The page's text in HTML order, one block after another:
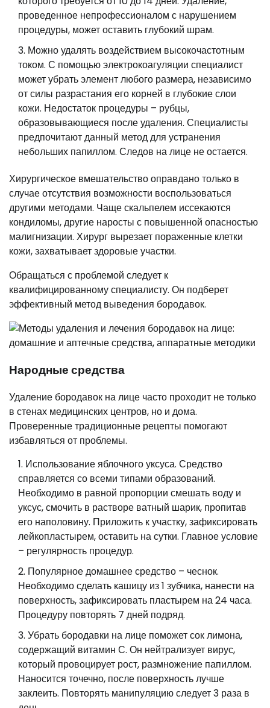
проведенное непрофессионалом с нарушением
процедуры, может оставить глубокий шрам.
Можно удалять воздействием высокочастотным
током. С помощью электрокоагуляции специалист
может убрать элемент любого размера, независимо
от силы разрастания его корней в глубокие слои
кожи. Недостаток процедуры – рубцы,
образовывающиеся после удаления. Специалисты
предпочитают данный метод для устранения
небольших папиллом. Следов на лице не остается.
Хирургическое вмешательство оправдано только в
случае отсутствия возможности воспользоваться
другими методами. Чаще скальпелем иссекаются
кондиломы, другие наросты с повышенной опасностью
малигнизации. Хирург вырезает пораженные клетки
кожи, захватывает здоровые участки.
Обращаться с проблемой следует к
квалифицированному специалисту. Он подберет
эффективный метод выведения бородавок.
Народные средства
Удаление бородавок на лице часто проходит не только
в стенах медицинских центров, но и дома.
Проверенные традиционные рецепты помогают
избавляться от проблемы.
Использование яблочного уксуса. Средство
справляется со всеми типами образований.
Необходимо в равной пропорции смешать воду и
уксус, смочить в растворе ватный шарик, пропитав
его наполовину. Приложить к участку, зафиксировать
лейкопластырем, оставить на сутки. Главное условие
– регулярность процедур.
Популярное домашнее средство – чеснок.
Необходимо сделать кашицу из 1 зубчика, нанести на
поверхность, зафиксировать пластырем на 24 часа.
Процедуру повторять 7 дней подряд.
Убрать бородавки на лице поможет сок лимона,
содержащий витамин С. Он нейтрализует вирус,
который провоцирует рост, размножение папиллом.
Наносится точечно, после поверхность лучше
заклеить. Повторять манипуляцию следует 3 раза в